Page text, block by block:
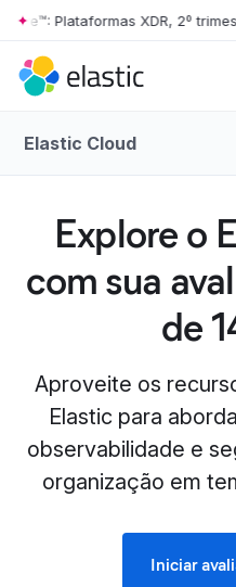
Skip to main content
Plataformas XDR, 2º
Elastic Cloud
Explore o
com sua
de
Aproveite os
Elastic para
observabilidade e
organização em
Iniciar